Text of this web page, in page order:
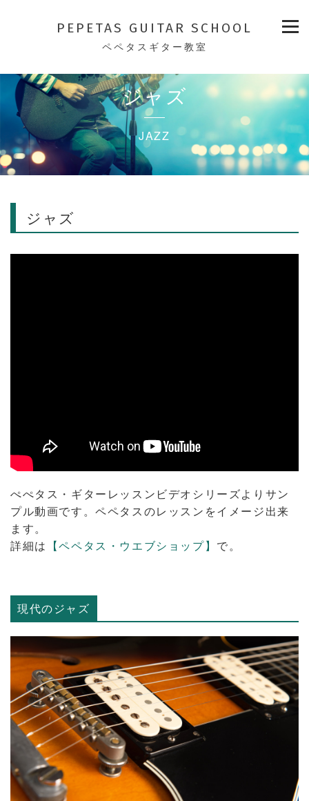
PEPETAS GUITAR SCHOOL
ペペタスギター教室
ジャズ
JAZZ
ジャズ
ぺぺタス・ギターレッスンビデオシリーズよりサン
プル動画です。ペペタスのレッスンをイメージ出来
ます。
詳細は 【ペペタス・ウエブショップ】 で。
現代のジャズ